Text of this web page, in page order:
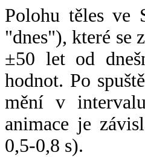
Polohu těles ve
"dnes"), které se
±50 let od
hodnot. Po
mění v
animace je
0,5-0,8 s).